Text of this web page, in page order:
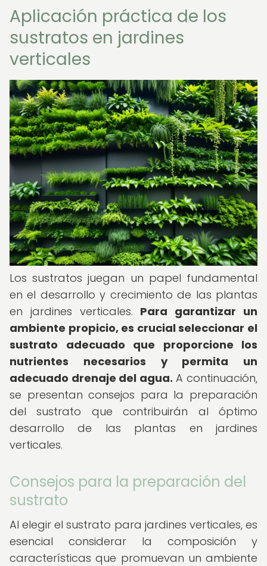
Aplicación práctica de los
sustratos en jardines
verticales
Los sustratos juegan un papel fundamental
en el desarrollo y crecimiento de las plantas
en jardines verticales. Para garantizar un
ambiente propicio, es crucial seleccionar el
sustrato adecuado que proporcione los
nutrientes necesarios y permita un
adecuado drenaje del agua. A continuación,
se presentan consejos para la preparación
del sustrato que contribuirán al óptimo
desarrollo de las plantas en jardines
verticales.
Consejos para la preparación del
sustrato
Al elegir el sustrato para jardines verticales, es
esencial considerar la composición y
características que promuevan un ambiente